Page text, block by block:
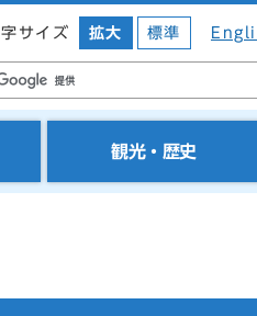
サイズ 拡大 標準
観光・歴史